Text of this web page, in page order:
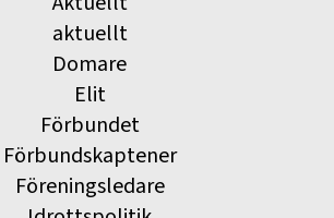
aktuellt
Domare
Elit
Förbundet
Förbundskaptener
Föreningsledare